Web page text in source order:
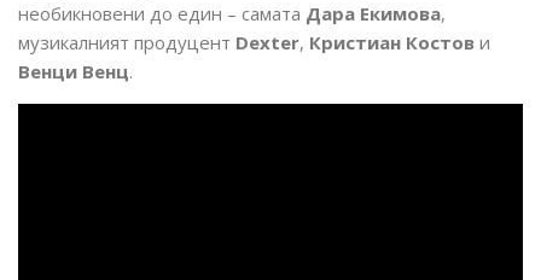
необикновени до един – самата Дара Екимова,
музикалният продуцент Dexter, Кристиан Костов и
Венци Венц.